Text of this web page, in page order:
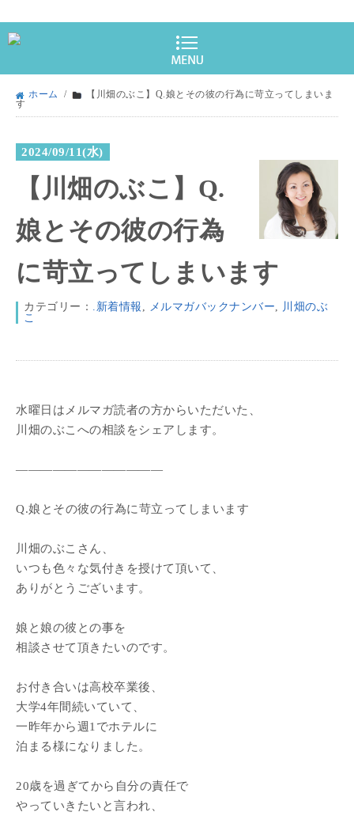
ホーム /
【川畑のぶこ】Q.娘とその彼の行為に苛立ってしまいま
す
2024/09/11(水)
【川畑のぶこ】Q.
娘とその彼の行為
に苛立ってしまいます
カテゴリー： .新着情報 , メルマガバックナンバー, 川畑のぶ
こ
水曜日はメルマガ読者の方からいただいた、
川畑のぶこへの相談をシェアします。
————————————
Q.娘とその彼の行為に苛立ってしまいます
川畑のぶこさん、
いつも色々な気付きを授けて頂いて、
ありがとうございます。
娘と娘の彼との事を
相談させて頂きたいのです。
お付き合いは高校卒業後、
大学4年間続いていて、
一昨年から週1でホテルに
泊まる様になりました。
20歳を過ぎてから自分の責任で
やっていきたいと言われ、